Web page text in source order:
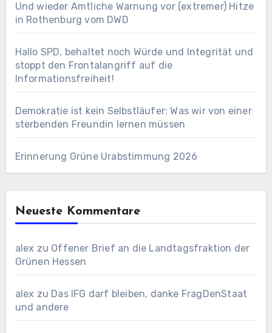
Und wieder Amtliche Warnung vor (extremer) Hitze
in Rothenburg vom DWD
Hallo SPD, behaltet noch Würde und Integrität und
stoppt den Frontalangriff auf die
Informationsfreiheit!
Demokratie ist kein Selbstläufer: Was wir von einer
sterbenden Freundin lernen müssen
Erinnerung Grüne Urabstimmung 2026
Neueste Kommentare
alex zu Offener Brief an die Landtagsfraktion der
Grünen Hessen
alex zu Das IFG darf bleiben, danke FragDenStaat
und andere